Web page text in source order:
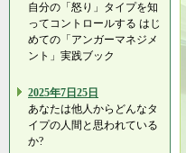
自分の「怒り」タイプを知
ってコントロールする はじ
めての「アンガーマネジメ
ント」実践ブック
2025年7日25日
あなたは他人からどんなタ
イプの人間と思われている
か?